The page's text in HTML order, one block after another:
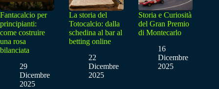
Fantacalcio per
principianti:
come costruire
una rosa
bilanciata
29
Dicembre
2025
La storia del
Totocalcio: dalla
schedina al bar al
betting online
22
Dicembre
2025
Storia e Curiosità
del Gran Premio
di Montecarlo
16
Dicembre
2025